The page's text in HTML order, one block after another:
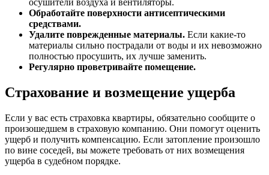
Обработайте поверхности антисептическими
средствами.
Удалите поврежденные материалы. Если какие-то
материалы сильно пострадали от воды и их невозможно
полностью просушить, их лучше заменить.
Регулярно проветривайте помещение.
Страхование и возмещение ущерба
Если у вас есть страховка квартиры, обязательно сообщите о
произошедшем в страховую компанию. Они помогут оценить
ущерб и получить компенсацию. Если затопление произошло
по вине соседей, вы можете требовать от них возмещения
ущерба в судебном порядке.